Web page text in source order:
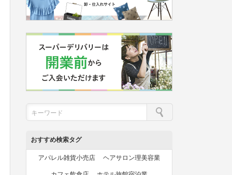
おすすめ検索タグ
アパレル雑貨小売店 ヘアサロン理美容業